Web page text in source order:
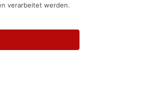
verarbeitet werden.